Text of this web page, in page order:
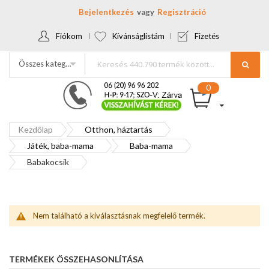
Bejelentkezés Regisztráció
Fiókom Kívánságlistám Fizetés
Összes kategória
Kezdőlap
Otthon, háztartás
Játék, baba-mama
Baba-mama
Babakocsik
Nem található a kiválasztásnak megfelelő termék.
TERMÉKEK ÖSSZEHASONLÍTÁSA